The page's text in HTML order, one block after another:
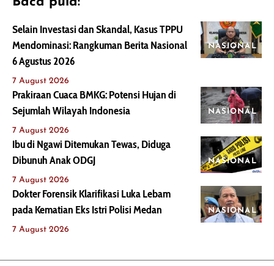
NASIONAL
Selain Investasi dan Skandal, Kasus TPPU
Mendominasi: Rangkuman Berita Nasional
6 Agustus 2026
7 August 2026
NASIONAL
Prakiraan Cuaca BMKG: Potensi Hujan di
Sejumlah Wilayah Indonesia
7 August 2026
NASIONAL
Ibu di Ngawi Ditemukan Tewas, Diduga
Dibunuh Anak ODGJ
7 August 2026
NASIONAL
Dokter Forensik Klarifikasi Luka Lebam
pada Kematian Eks Istri Polisi Medan
7 August 2026